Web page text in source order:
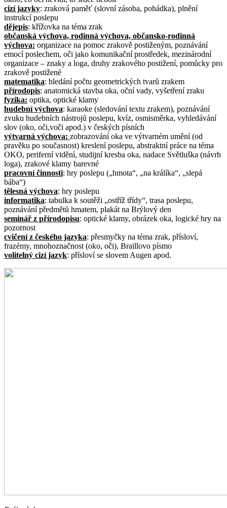
cizí jazyky: zraková paměť (slovní zásoba, pohádka), plnění
instrukcí poslepu
dějepis: křížovka na téma zrak
občanská výchova, rodinná výchova, občansko-rodinná
výchova: organizace na pomoc zrakově postiženým, poznávání
emocí poslechem, oči jako komunikační prostředek, mezinárodní
organizace – znaky a loga, druhy zrakového postižení, pomůcky pro
zrakově postižené
matematika: hledání počtu geometrických tvarů zrakem
přírodopis: anatomická stavba oka, oční vady, vyšetření zraku
fyzika: optika, optické klamy
hudební výchova: karaoke (sledování textu zrakem), poznávání
zvuku hudebních nástrojů poslepu, kvíz, osmisměrka, vyhledávání
slov (oko, oči,voči apod.) v českých písních
výtvarná výchova: zobrazování oka ve výtvarném umění (od
pravěku po současnost) kreslení poslepu, abstraktní práce na téma
OKO, periferní vidění, studijní kresba oka, nadace Světluška (návrh
loga), zrakové klamy barevné
pracovní činnosti: hry poslepu („hmota“, „na králíka“, „slepá
bába“)
tělesná výchova: hry poslepu
informatika: tabulka k soutěži „ostříž třídy“, trasa poslepu,
poznávání předmětů hmatem, plakát na Brýlový den
seminář z přírodopisu: optické klamy, obrázek oka, logické hry na
pozornost
cvičení z českého jazyka: přesmyčky na téma zrak, přísloví,
frazémy, mnohoznačnost (oko, oči), Braillovo písmo
volitelný cizí jazyk: přísloví se slovem Augen apod.